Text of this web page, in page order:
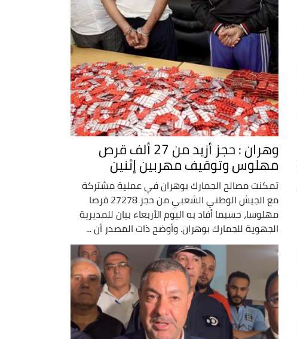
وهران : حجز أزيد من 27 ألف قرص
مهلوس وتوقيف مهربين إثنين
تمكنت مصالح الجمارك بوهران في عملية مشتركة
مع الجيش الوطني الشعبي من حجز 27278 قرصا
مهلوسا، حسبما أفاد به اليوم الأربعاء بيان للمديرية
الجهوية للجمارك بوهران. وأوضح ذات المصدر أن ...